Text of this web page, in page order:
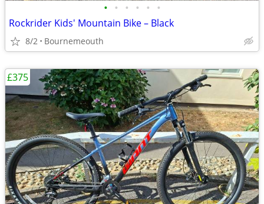
• • • • • •
Rockrider Kids' Mountain Bike – Black
8/2 Bournemeouth
£375